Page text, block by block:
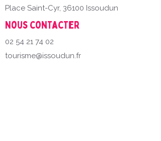
Place Saint-Cyr, 36100 Issoudun
Nous contacter
02 54 21 74 02
tourisme@issoudun.fr